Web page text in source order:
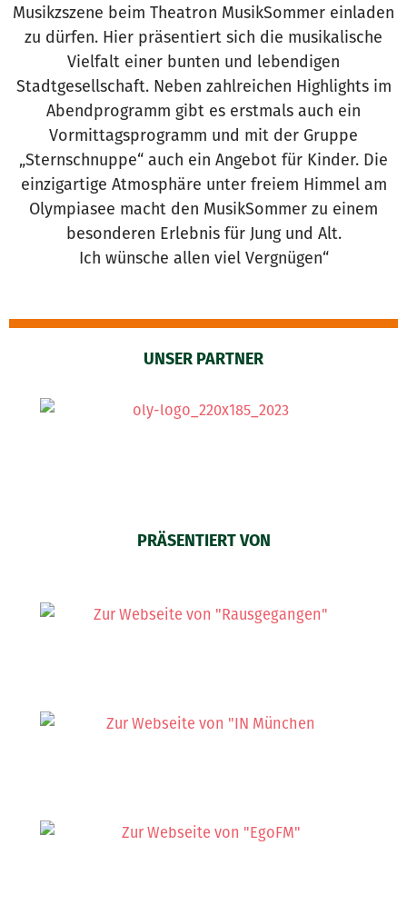
Musikzszene beim Theatron MusikSommer einladen
zu dürfen. Hier präsentiert sich die musikalische
Vielfalt einer bunten und lebendigen
Stadtgesellschaft. Neben zahlreichen Highlights im
Abendprogramm gibt es erstmals auch ein
Vormittagsprogramm und mit der Gruppe
„Sternschnuppe“ auch ein Angebot für Kinder. Die
einzigartige Atmosphäre unter freiem Himmel am
Olympiasee macht den MusikSommer zu einem
besonderen Erlebnis für Jung und Alt.
Ich wünsche allen viel Vergnügen“
UNSER PARTNER
PRÄSENTIERT VON